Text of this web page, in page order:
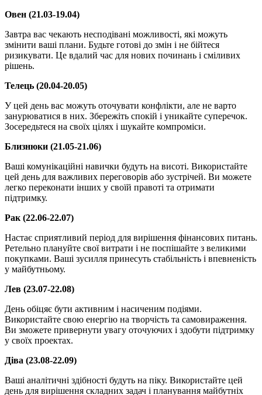
Овен (21.03-19.04)
Завтра вас чекають несподівані можливості, які можуть
змінити ваші плани. Будьте готові до змін і не бійтеся
ризикувати. Це вдалий час для нових починань і сміливих
рішень.
Телець (20.04-20.05)
У цей день вас можуть оточувати конфлікти, але не варто
занурюватися в них. Збережіть спокій і уникайте суперечок.
Зосередьтеся на своїх цілях і шукайте компроміси.
Близнюки (21.05-21.06)
Ваші комунікаційні навички будуть на висоті. Використайте
цей день для важливих переговорів або зустрічей. Ви можете
легко переконати інших у своїй правоті та отримати
підтримку.
Рак (22.06-22.07)
Настає сприятливий період для вирішення фінансових питань.
Ретельно плануйте свої витрати і не поспішайте з великими
покупками. Ваші зусилля принесуть стабільність і впевненість
у майбутньому.
Лев (23.07-22.08)
День обіцяє бути активним і насиченим подіями.
Використайте свою енергію на творчість та самовираження.
Ви зможете привернути увагу оточуючих і здобути підтримку
у своїх проектах.
Діва (23.08-22.09)
Ваші аналітичні здібності будуть на піку. Використайте цей
день для вирішення складних задач і планування майбутніх